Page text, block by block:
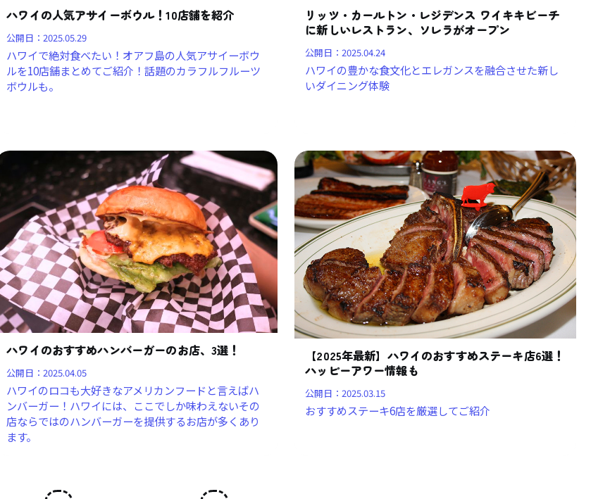
ハワイの人気アサイーボウル！10店舗を紹介
公開日：2025.05.29
ハワイで絶対食べたい！オアフ島の人気アサイーボウ
ルを10店舗まとめてご紹介！話題のカラフルフルーツ
ボウルも。
リッツ・カールトン・レジデンス ワイキキビーチ
に新しいレストラン、ソレラがオープン
公開日：2025.04.24
ハワイの豊かな食文化とエレガンスを融合させた新し
いダイニング体験
ハワイのおすすめハンバーガーのお店、3選！
公開日：2025.04.05
ハワイのロコも大好きなアメリカンフードと言えばハ
ンバーガー！ハワイには、ここでしか味わえないその
店ならではのハンバーガーを提供するお店が多くあり
ます。
【2025年最新】ハワイのおすすめステーキ店6選！
ハッピーアワー情報も
公開日：2025.03.15
おすすめステーキ6店を厳選してご紹介